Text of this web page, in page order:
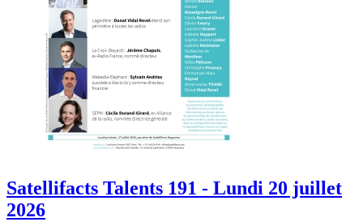
Satellifacts Talents 191 - Lundi 20 juillet
2026